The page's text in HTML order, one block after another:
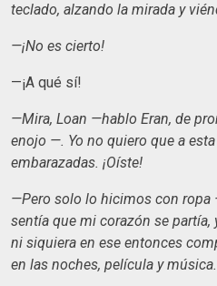
teclado, alzando la mirada y
—¡No es cierto!
—¡A qué sí!
—Mira, Loan —hablo Eran, de
enojo —. Yo no quiero que a
embarazadas. ¡Oíste!
—Pero solo lo hicimos con ropa
sentía que mi corazón se
ni siquiera en ese entonces
en las noches, película y música.